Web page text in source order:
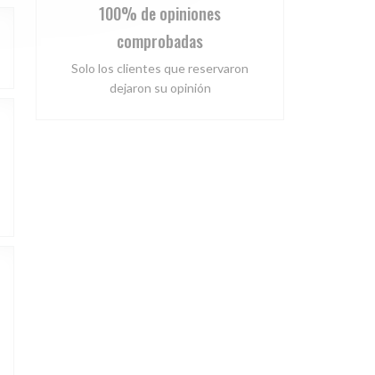
100% de opiniones
comprobadas
Solo los clientes que reservaron
dejaron su opinión